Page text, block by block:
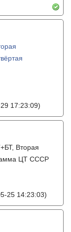
17:23:09)
Вторая
ЦТ ССCР
25 14:23:03)